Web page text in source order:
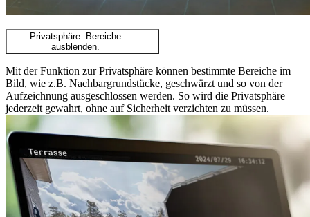
Privatsphäre: Bereiche
ausblenden.
Mit der Funktion zur Privatsphäre können bestimmte Bereiche im
Bild, wie z.B. Nachbargrundstücke, geschwärzt und so von der
Aufzeichnung ausgeschlossen werden. So wird die Privatsphäre
jederzeit gewahrt, ohne auf Sicherheit verzichten zu müssen.